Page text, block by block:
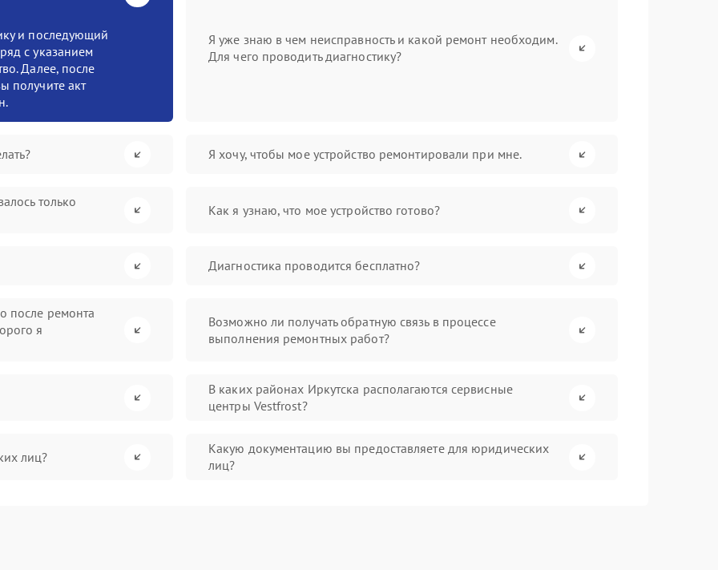
и последующий
с указанием
Далее, после
получите акт
Я уже знаю в чем неисправность и какой ремонт необходим.
Для чего проводить диагностику?
Я хочу, чтобы мое устройство ремонтировали при мне.
только
Как я узнаю, что мое устройство готово?
Диагностика проводится бесплатно?
после ремонта
я
Возможно ли получать обратную связь в процессе
выполнения ремонтных работ?
В каких районах Иркутска располагаются сервисные
центры Vestfrost?
лиц?
Какую документацию вы предоставляете для юридических
лиц?